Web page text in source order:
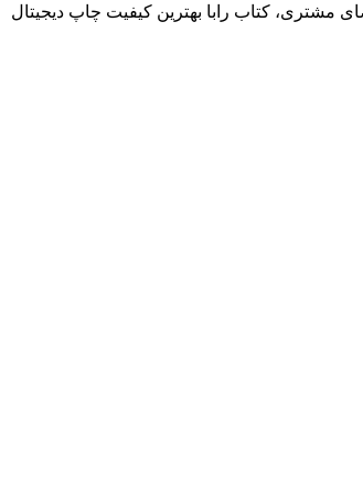
مشتری، کتاب رابا بهترین کیفیت چاپ دیجیتال